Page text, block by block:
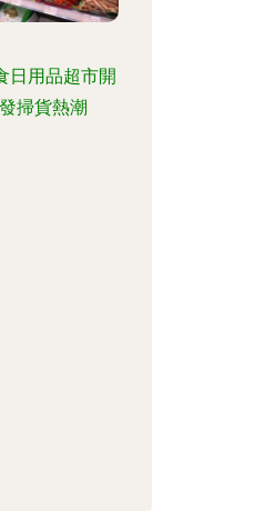
日用品超市開
掃貨熱潮